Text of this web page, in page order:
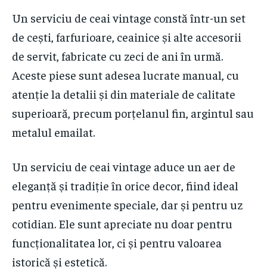
Un serviciu de ceai vintage constă într-un set
de cești, farfurioare, ceainice și alte accesorii
de servit, fabricate cu zeci de ani în urmă.
Aceste piese sunt adesea lucrate manual, cu
atenție la detalii și din materiale de calitate
superioară, precum porțelanul fin, argintul sau
metalul emailat.
Un serviciu de ceai vintage aduce un aer de
eleganță și tradiție în orice decor, fiind ideal
pentru evenimente speciale, dar și pentru uz
cotidian. Ele sunt apreciate nu doar pentru
funcționalitatea lor, ci și pentru valoarea
istorică și estetică.